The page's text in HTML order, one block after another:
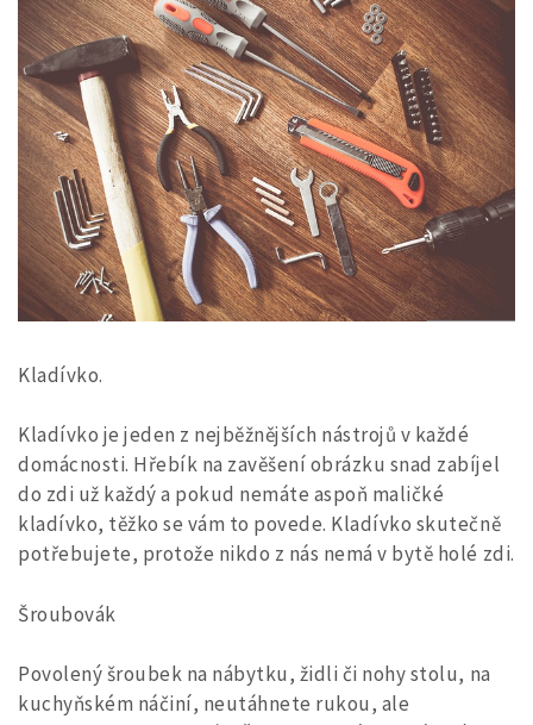
Kladívko.
Kladívko je jeden z nejběžnějších nástrojů v každé
domácnosti. Hřebík na zavěšení obrázku snad zabíjel
do zdi už každý a pokud nemáte aspoň maličké
kladívko, těžko se vám to povede. Kladívko skutečně
potřebujete, protože nikdo z nás nemá v bytě holé zdi.
Šroubovák
Povolený šroubek na nábytku, židli či nohy stolu, na
kuchyňském náčiní, neutáhnete rukou, ale